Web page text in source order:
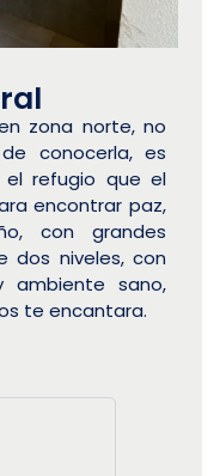
zona norte, no
conocerla, es
el refugio que el
encontrar paz,
con grandes
dos niveles, con
ambiente sano,
te encantara.